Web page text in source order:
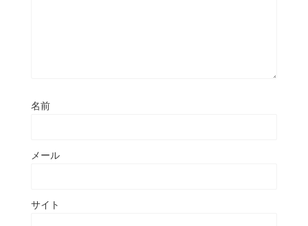
名前
メール
サイト